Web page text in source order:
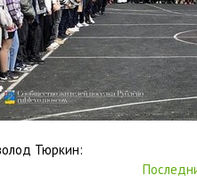
Тюркин: